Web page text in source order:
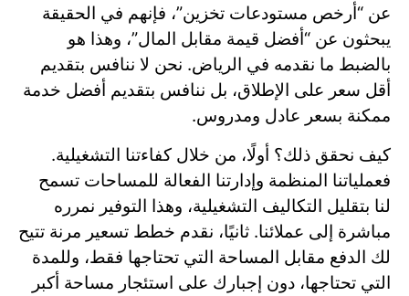
عن “أرخص مستودعات تخزين”، فإنهم في الحقيقة
يبحثون عن “أفضل قيمة مقابل المال”، وهذا هو
بالضبط ما نقدمه في الرياض. نحن لا ننافس بتقديم
أقل سعر على الإطلاق، بل ننافس بتقديم أفضل خدمة
ممكنة بسعر عادل ومدروس.
كيف نحقق ذلك؟ أولًا، من خلال كفاءتنا التشغيلية.
فعملياتنا المنظمة وإدارتنا الفعالة للمساحات تسمح
لنا بتقليل التكاليف التشغيلية، وهذا التوفير نمرره
مباشرة إلى عملائنا. ثانيًا، نقدم خطط تسعير مرنة تتيح
لك الدفع مقابل المساحة التي تحتاجها فقط، وللمدة
التي تحتاجها، دون إجبارك على استئجار مساحة أكبر